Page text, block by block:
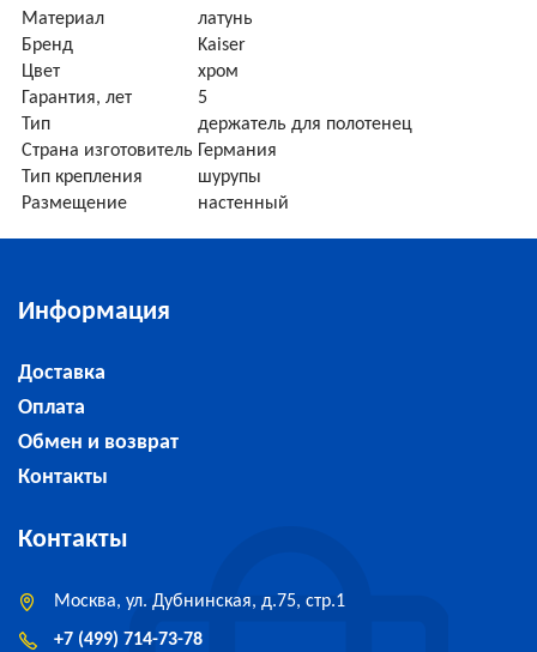
Материал
латунь
Бренд
Kaiser
Цвет
хром
Гарантия, лет
5
Тип
держатель для полотенец
Страна изготовитель Германия
Тип крепления
шурупы
Размещение
настенный
Информация
Доставка
Оплата
Обмен и возврат
Контакты
Контакты
Москва, ул. Дубнинская, д.75, стр.1
+7 (499) 714-73-78